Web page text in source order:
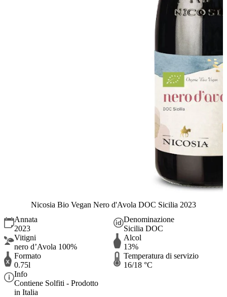
Nicosia Bio Vegan Nero d'Avola DOC Sicilia 2023
Annata
2023
Denominazione
Sicilia DOC
Vitigni
nero d’Avola 100%
Alcol
13%
Formato
0.75l
Temperatura di servizio
16/18 °C
Info
Contiene Solfiti - Prodotto
in Italia